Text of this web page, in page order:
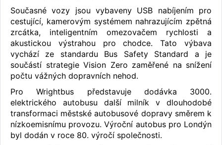
Současné vozy jsou vybaveny USB nabíjením pro
cestující, kamerovým systémem nahrazujícím zpětná
zrcátka, inteligentním omezovačem rychlosti a
akustickou výstrahou pro chodce. Tato výbava
vychází ze standardu Bus Safety Standard a je
součástí strategie Vision Zero zaměřené na snížení
počtu vážných dopravních nehod.
Pro Wrightbus představuje dodávka 3000.
elektrického autobusu další milník v dlouhodobé
transformaci městské autobusové dopravy směrem k
nízkoemisnímu provozu. Výroční autobus pro Londýn
byl dodán v roce 80. výročí společnosti.